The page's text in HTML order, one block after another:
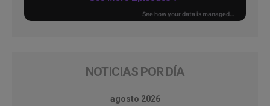
NOTICIAS POR DÍA
agosto 2026